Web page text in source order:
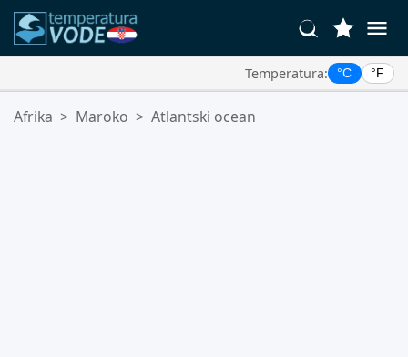
Temperatura: °C °F
Vaše Omiljene Lokacije:
Afrika > Maroko > Atlantski ocean